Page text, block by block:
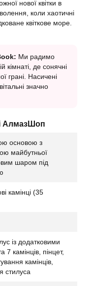
нової квітки в
коли хаотичні
квіткове море.
Ми радимо
кімнаті, де сонячні
грані. Насичені
значно
АлмазШоп
основою з
майбутньої
шаром під
камінці (35
із додатковими
7 камінців, пінцет,
камінців,
стилуса